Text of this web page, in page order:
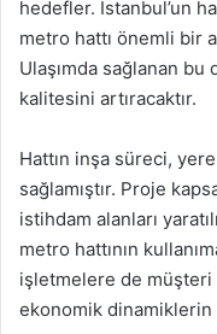
hedefler. İstanbul’un
metro hattı önemli bir
Ulaşımda sağlanan
kalitesini artıracaktır.
Hattın inşa süreci,
sağlamıştır. Proje
istihdam alanları
metro hattının
işletmelere de müşteri
ekonomik dinamiklerin